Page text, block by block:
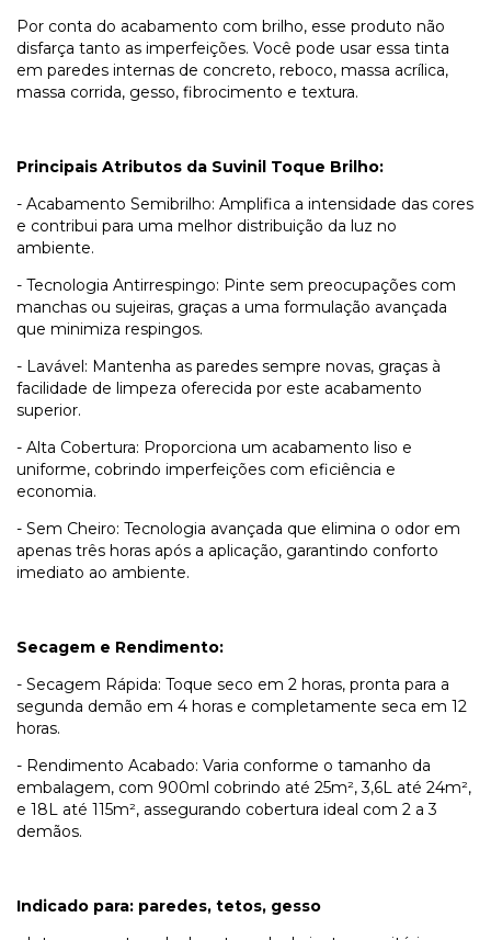
Por conta do acabamento com brilho, esse produto não
disfarça tanto as imperfeições. Você pode usar essa tinta
em paredes internas de concreto, reboco, massa acrílica,
massa corrida, gesso, fibrocimento e textura.
Principais Atributos da Suvinil Toque Brilho:
- Acabamento Semibrilho: Amplifica a intensidade das cores
e contribui para uma melhor distribuição da luz no
ambiente.
- Tecnologia Antirrespingo: Pinte sem preocupações com
manchas ou sujeiras, graças a uma formulação avançada
que minimiza respingos.
- Lavável: Mantenha as paredes sempre novas, graças à
facilidade de limpeza oferecida por este acabamento
superior.
- Alta Cobertura: Proporciona um acabamento liso e
uniforme, cobrindo imperfeições com eficiência e
economia.
- Sem Cheiro: Tecnologia avançada que elimina o odor em
apenas três horas após a aplicação, garantindo conforto
imediato ao ambiente.
Secagem e Rendimento:
- Secagem Rápida: Toque seco em 2 horas, pronta para a
segunda demão em 4 horas e completamente seca em 12
horas.
- Rendimento Acabado: Varia conforme o tamanho da
embalagem, com 900ml cobrindo até 25m², 3,6L até 24m²,
e 18L até 115m², assegurando cobertura ideal com 2 a 3
demãos.
Indicado para: paredes, tetos, gesso